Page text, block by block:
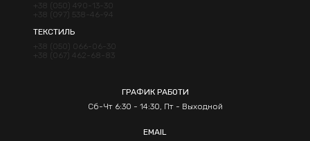
+38 (050) 490-13-30
+38 (097) 538-46-94
ТЕКСТИЛЬ
+38 (050) 066-06-30
+38 (067) 462-68-83
ГРАФИК РАБОТИ
Сб-Чт 6:30 - 14:30, Пт - Выходной
EMAIL